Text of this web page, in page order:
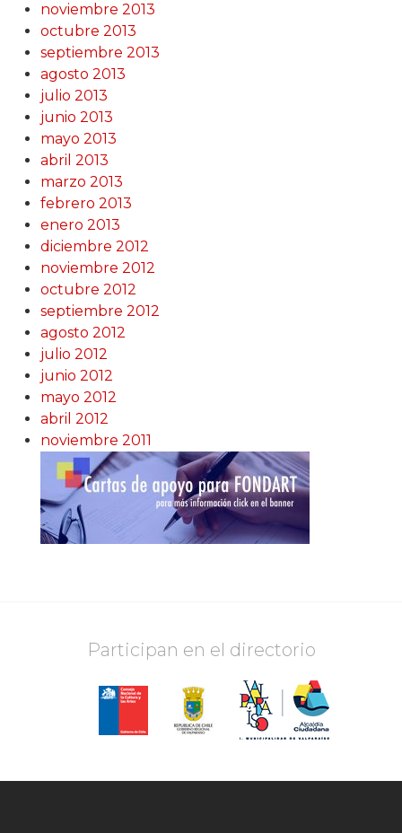
noviembre 2013
octubre 2013
septiembre 2013
agosto 2013
julio 2013
junio 2013
mayo 2013
abril 2013
marzo 2013
febrero 2013
enero 2013
diciembre 2012
noviembre 2012
octubre 2012
septiembre 2012
agosto 2012
julio 2012
junio 2012
mayo 2012
abril 2012
noviembre 2011
Participan en el directorio